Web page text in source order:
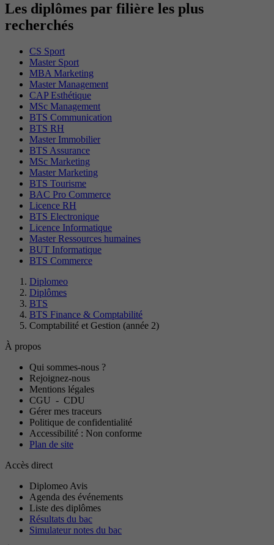
Les diplômes par filière les plus
recherchés
CS Sport
Master Sport
MBA Marketing
Master Management
CAP Esthétique
MSc Management
BTS Communication
BTS RH
Master Immobilier
BTS Assurance
MSc Marketing
Master Marketing
BTS Tourisme
BAC Pro Commerce
Licence RH
BTS Electronique
Licence Informatique
Master Ressources humaines
BUT Informatique
BTS Commerce
Diplomeo
Diplômes
BTS
BTS Finance & Comptabilité
Comptabilité et Gestion (année 2)
À propos
Qui sommes-nous ?
Rejoignez-nous
Mentions légales
CGU - CDU
Gérer mes traceurs
Politique de confidentialité
Accessibilité : Non conforme
Plan de site
Accès direct
Diplomeo Avis
Agenda des événements
Liste des diplômes
Résultats du bac
Simulateur notes du bac